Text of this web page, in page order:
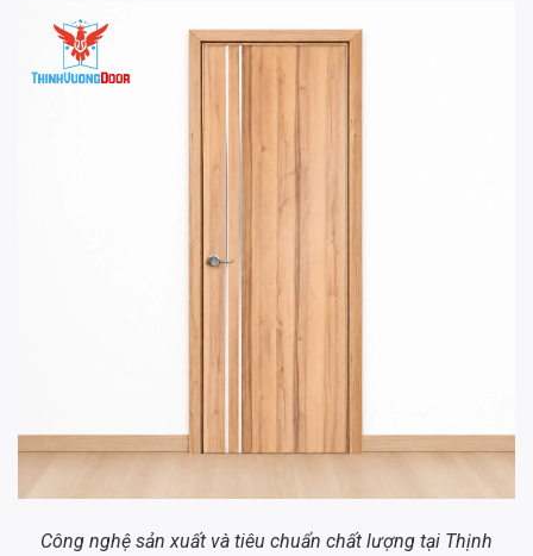
Công nghệ sản xuất và tiêu chuẩn chất lượng tại Thịnh